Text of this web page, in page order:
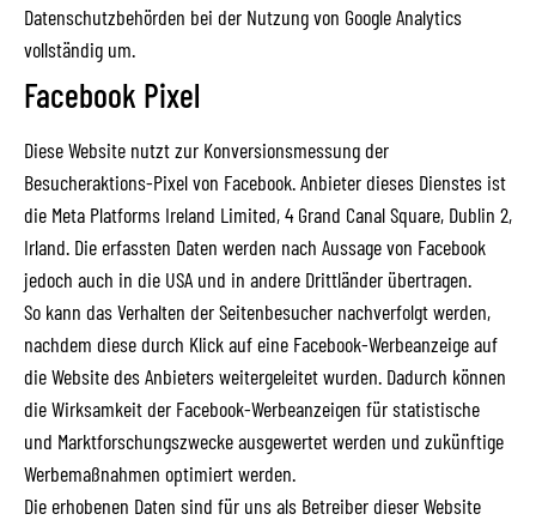
Datenschutzbehörden bei der Nutzung von Google Analytics
vollständig um.
Facebook Pixel
Diese Website nutzt zur Konversionsmessung der
Besucheraktions-Pixel von Facebook. Anbieter dieses Dienstes ist
die Meta Platforms Ireland Limited, 4 Grand Canal Square, Dublin 2,
Irland. Die erfassten Daten werden nach Aussage von Facebook
jedoch auch in die USA und in andere Drittländer übertragen.
So kann das Verhalten der Seitenbesucher nachverfolgt werden,
nachdem diese durch Klick auf eine Facebook-Werbeanzeige auf
die Website des Anbieters weitergeleitet wurden. Dadurch können
die Wirksamkeit der Facebook-Werbeanzeigen für statistische
und Marktforschungszwecke ausgewertet werden und zukünftige
Werbemaßnahmen optimiert werden.
Die erhobenen Daten sind für uns als Betreiber dieser Website